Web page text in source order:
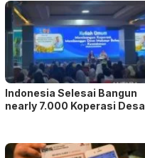
Indonesia Selesai Bangun
nearly 7.000 Koperasi Desa